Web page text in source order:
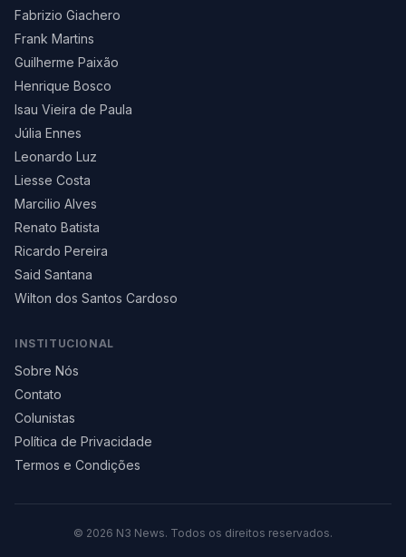
Fabrizio Giachero
Frank Martins
Guilherme Paixão
Henrique Bosco
Isau Vieira de Paula
Júlia Ennes
Leonardo Luz
Liesse Costa
Marcilio Alves
Renato Batista
Ricardo Pereira
Said Santana
Wilton dos Santos Cardoso
INSTITUCIONAL
Sobre Nós
Contato
Colunistas
Política de Privacidade
Termos e Condições
© 2026 N3 News. Todos os direitos reservados.